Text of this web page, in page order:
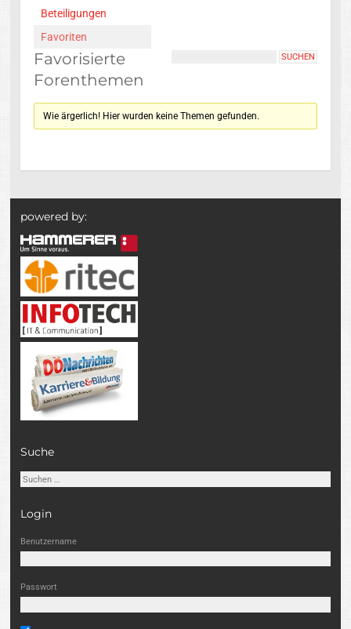
Beteiligungen
Favoriten
Favorisierte
Forenthemen
Wie ärgerlich! Hier wurden keine Themen gefunden.
powered by:
Suche
Suchen
Login
Benutzername
Passwort